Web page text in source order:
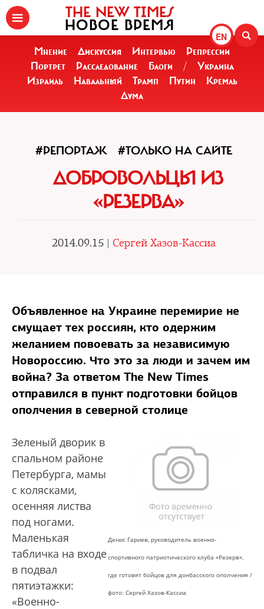
EN
THE NEW TIMES
НОВОЕ ВРЕМЯ
Мнение Дискуссия Интервью
Репрессии
Портрет
Расследование Блоги /
Украина
Израиль
Навальный Трамп Путин
Кремль
Дума
#РЕПОРТАЖ #ТОЛЬКО НА САЙТЕ
ДОБРОВОЛЬЦЫ ИЗ
«РЕЗЕРВА»
2014.09.15 | Сергей Хазов-Кассиа
Объявленное на Украине перемирие не
смущает тех россиян, кто одержим
желанием повоевать за независимую
Новороссию. Что это за люди и зачем им
война? За ответом The New Times
отправился в пункт подготовки бойцов
ополчения в северной столице
Денис Гариев, руководитель военно-
спортивного патриотического клуба «Резерв»,
где готовят бойцов для донбасского ополчения /
фото: Сергей Хазов-Кассиа
Зеленый дворик в
спальном районе
Петербурга, мамы
с колясками,
осенняя листва
под ногами.
Маленькая
табличка на входе
в подвал
пятиэтажки:
«Военно-